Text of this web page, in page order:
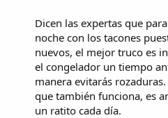
Dicen las expertas que
noche con los tacones
nuevos, el mejor truco es
el congelador un tiempo
manera evitarás
que también funciona, es
un ratito cada día.